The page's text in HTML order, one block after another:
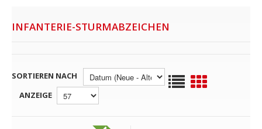
INFANTERIE-STURMABZEICHEN
SORTIEREN NACH
ANZEIGE